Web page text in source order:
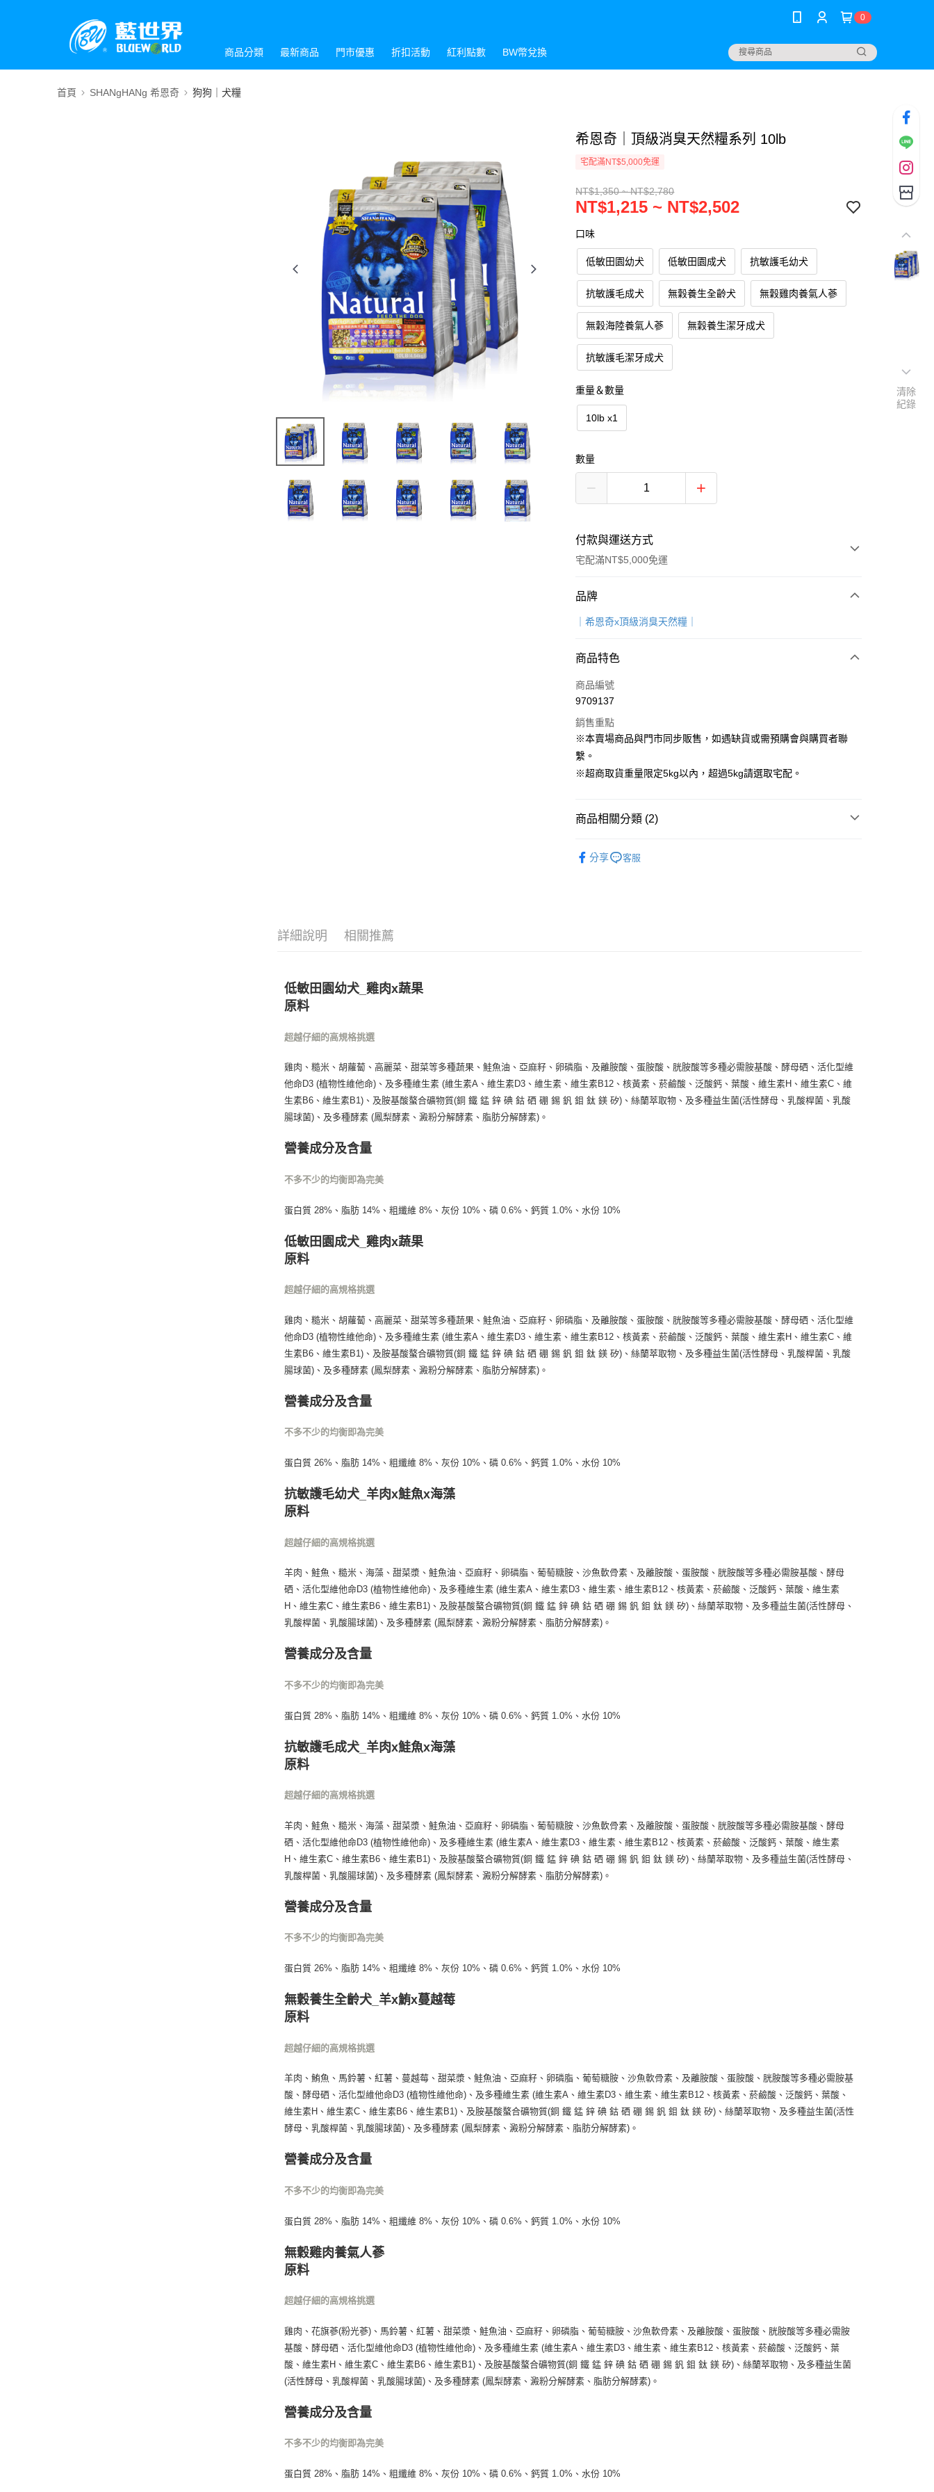
0
商品分類 最新商品 門市優惠 折扣活動 紅利點數 BW幣兌換
首頁 SHANgHANg 希恩奇 狗狗｜犬糧
希恩奇｜頂級消臭天然糧系列 10lb
宅配滿NT$5,000免運
NT$1,350 ~ NT$2,780
NT$1,215 ~ NT$2,502
口味
低敏田園幼犬 低敏田園成犬 抗敏護毛幼犬
抗敏護毛成犬 無穀養生全齡犬 無穀雞肉養氣人蔘
無穀海陸養氣人蔘 無穀養生潔牙成犬
抗敏護毛潔牙成犬
重量＆數量
10lb x1
數量
付款與運送方式
宅配滿NT$5,000免運
付款方式
信用卡一次付款
街口支付
Google Pay
運送方式
每筆NT$160
每筆NT$160，滿NT$5,000(含以上)免運費
品牌
｜希恩奇x頂級消臭天然糧｜
商品特色
商品編號
9709137
銷售重點
※本賣場商品與門市同步販售，如遇缺貨或需預購會與購買者聯
繫。
※超商取貨重量限定5kg以內，超過5kg請選取宅配。
商品相關分類 (2)
分享 客服
詳細說明 相關推薦
低敏田園幼犬_雞肉x蔬果
原料
超越仔細的高規格挑選
雞肉、糙米、胡蘿蔔、高麗菜、甜菜等多種蔬果、鮭魚油、亞麻籽、卵磷脂、及離胺酸、蛋胺酸、胱胺酸等多種必需胺基酸、酵母硒、活化型維
他命D3 (植物性維他命)、及多種維生素 (維生素A、維生素D3、維生素、維生素B12、核黃素、菸鹼酸、泛酸鈣、葉酸、維生素H、維生素C、維
生素B6、維生素B1)、及胺基酸螯合礦物質(銅 鐵 錳 鋅 碘 鈷 硒 硼 錫 釩 鉬 鈦 鎂 矽)、絲蘭萃取物、及多種益生菌(活性酵母、乳酸桿菌、乳酸
腸球菌)、及多種酵素 (鳳梨酵素、澱粉分解酵素、脂肪分解酵素)。
營養成分及含量
不多不少的均衡即為完美
蛋白質 28%、脂肪 14%、粗纖維 8%、灰份 10%、磷 0.6%、鈣質 1.0%、水份 10%
低敏田園成犬_雞肉x蔬果
原料
超越仔細的高規格挑選
雞肉、糙米、胡蘿蔔、高麗菜、甜菜等多種蔬果、鮭魚油、亞麻籽、卵磷脂、及離胺酸、蛋胺酸、胱胺酸等多種必需胺基酸、酵母硒、活化型維
他命D3 (植物性維他命)、及多種維生素 (維生素A、維生素D3、維生素、維生素B12、核黃素、菸鹼酸、泛酸鈣、葉酸、維生素H、維生素C、維
生素B6、維生素B1)、及胺基酸螯合礦物質(銅 鐵 錳 鋅 碘 鈷 硒 硼 錫 釩 鉬 鈦 鎂 矽)、絲蘭萃取物、及多種益生菌(活性酵母、乳酸桿菌、乳酸
腸球菌)、及多種酵素 (鳳梨酵素、澱粉分解酵素、脂肪分解酵素)。
營養成分及含量
不多不少的均衡即為完美
蛋白質 26%、脂肪 14%、粗纖維 8%、灰份 10%、磷 0.6%、鈣質 1.0%、水份 10%
抗敏護毛幼犬_羊肉x鮭魚x海藻
原料
超越仔細的高規格挑選
羊肉、鮭魚、糙米、海藻、甜菜漿、鮭魚油、亞麻籽、卵磷脂、葡萄糖胺、沙魚軟骨素、及離胺酸、蛋胺酸、胱胺酸等多種必需胺基酸、酵母
硒、活化型維他命D3 (植物性維他命)、及多種維生素 (維生素A、維生素D3、維生素、維生素B12、核黃素、菸鹼酸、泛酸鈣、葉酸、維生素
H、維生素C、維生素B6、維生素B1)、及胺基酸螯合礦物質(銅 鐵 錳 鋅 碘 鈷 硒 硼 錫 釩 鉬 鈦 鎂 矽)、絲蘭萃取物、及多種益生菌(活性酵母、
乳酸桿菌、乳酸腸球菌)、及多種酵素 (鳳梨酵素、澱粉分解酵素、脂肪分解酵素)。
營養成分及含量
不多不少的均衡即為完美
蛋白質 28%、脂肪 14%、粗纖維 8%、灰份 10%、磷 0.6%、鈣質 1.0%、水份 10%
抗敏護毛成犬_羊肉x鮭魚x海藻
原料
超越仔細的高規格挑選
羊肉、鮭魚、糙米、海藻、甜菜漿、鮭魚油、亞麻籽、卵磷脂、葡萄糖胺、沙魚軟骨素、及離胺酸、蛋胺酸、胱胺酸等多種必需胺基酸、酵母
硒、活化型維他命D3 (植物性維他命)、及多種維生素 (維生素A、維生素D3、維生素、維生素B12、核黃素、菸鹼酸、泛酸鈣、葉酸、維生素
H、維生素C、維生素B6、維生素B1)、及胺基酸螯合礦物質(銅 鐵 錳 鋅 碘 鈷 硒 硼 錫 釩 鉬 鈦 鎂 矽)、絲蘭萃取物、及多種益生菌(活性酵母、
乳酸桿菌、乳酸腸球菌)、及多種酵素 (鳳梨酵素、澱粉分解酵素、脂肪分解酵素)。
營養成分及含量
不多不少的均衡即為完美
蛋白質 26%、脂肪 14%、粗纖維 8%、灰份 10%、磷 0.6%、鈣質 1.0%、水份 10%
無穀養生全齡犬_羊x鮪x蔓越莓
原料
超越仔細的高規格挑選
羊肉、鮪魚、馬鈴薯、紅薯、蔓越莓、甜菜漿、鮭魚油、亞麻籽、卵磷脂、葡萄糖胺、沙魚軟骨素、及離胺酸、蛋胺酸、胱胺酸等多種必需胺基
酸、酵母硒、活化型維他命D3 (植物性維他命)、及多種維生素 (維生素A、維生素D3、維生素、維生素B12、核黃素、菸鹼酸、泛酸鈣、葉酸、
維生素H、維生素C、維生素B6、維生素B1)、及胺基酸螯合礦物質(銅 鐵 錳 鋅 碘 鈷 硒 硼 錫 釩 鉬 鈦 鎂 矽)、絲蘭萃取物、及多種益生菌(活性
酵母、乳酸桿菌、乳酸腸球菌)、及多種酵素 (鳳梨酵素、澱粉分解酵素、脂肪分解酵素)。
營養成分及含量
不多不少的均衡即為完美
蛋白質 28%、脂肪 14%、粗纖維 8%、灰份 10%、磷 0.6%、鈣質 1.0%、水份 10%
無穀雞肉養氣人蔘
原料
超越仔細的高規格挑選
雞肉、花旗蔘(粉光蔘)、馬鈴薯、紅薯、甜菜漿、鮭魚油、亞麻籽、卵磷脂、葡萄糖胺、沙魚軟骨素、及離胺酸、蛋胺酸、胱胺酸等多種必需胺
基酸、酵母硒、活化型維他命D3 (植物性維他命)、及多種維生素 (維生素A、維生素D3、維生素、維生素B12、核黃素、菸鹼酸、泛酸鈣、葉
酸、維生素H、維生素C、維生素B6、維生素B1)、及胺基酸螯合礦物質(銅 鐵 錳 鋅 碘 鈷 硒 硼 錫 釩 鉬 鈦 鎂 矽)、絲蘭萃取物、及多種益生菌
(活性酵母、乳酸桿菌、乳酸腸球菌)、及多種酵素 (鳳梨酵素、澱粉分解酵素、脂肪分解酵素)。
營養成分及含量
不多不少的均衡即為完美
蛋白質 28%、脂肪 14%、粗纖維 8%、灰份 10%、磷 0.6%、鈣質 1.0%、水份 10%
清除
紀錄